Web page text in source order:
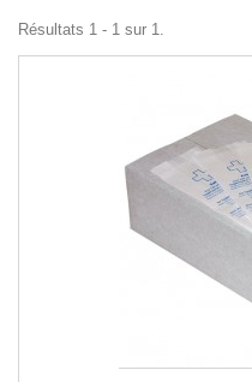
Résultats 1 - 1 sur 1.